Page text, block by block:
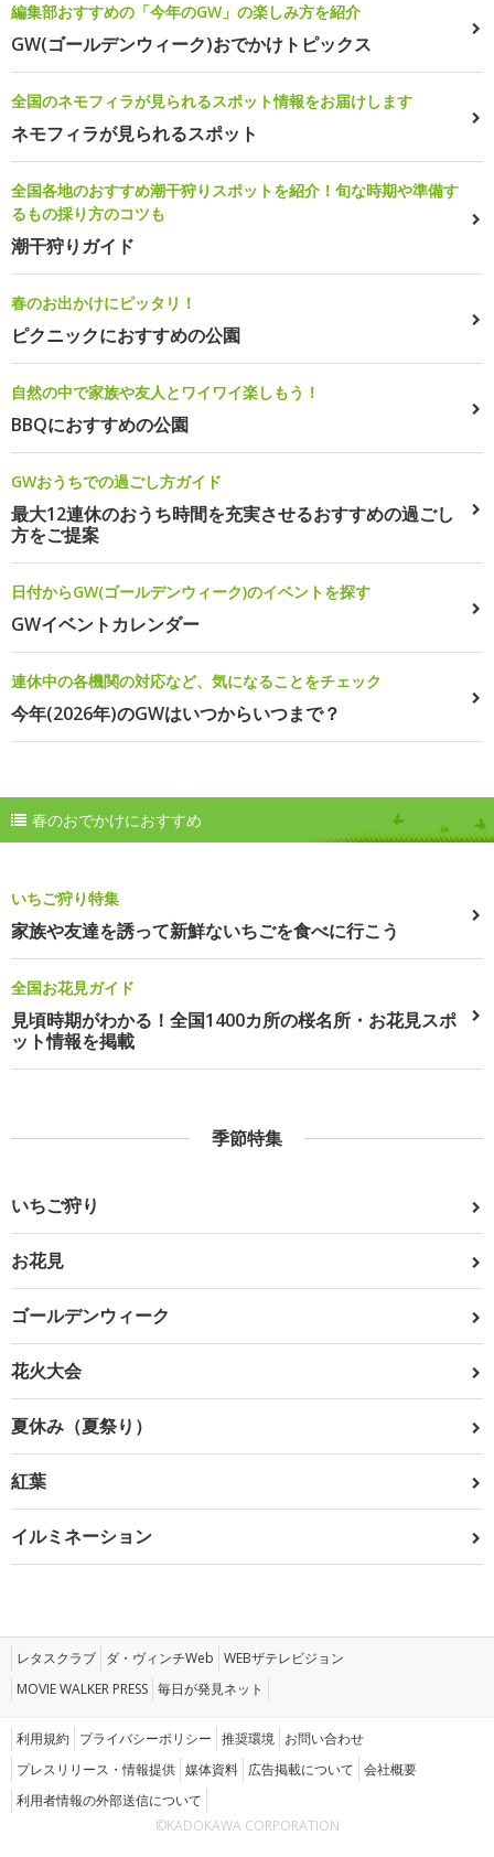
編集部おすすめの「今年のGW」の楽しみ方を紹介
GW(ゴールデンウィーク)おでかけトピックス
全国のネモフィラが見られるスポット情報をお届けします
ネモフィラが見られるスポット
全国各地のおすすめ潮干狩りスポットを紹介！旬な時期や準備す
るもの採り方のコツも
潮干狩りガイド
春のお出かけにピッタリ！
ピクニックにおすすめの公園
自然の中で家族や友人とワイワイ楽しもう！
BBQにおすすめの公園
GWおうちでの過ごし方ガイド
最大12連休のおうち時間を充実させるおすすめの過ごし
方をご提案
日付からGW(ゴールデンウィーク)のイベントを探す
GWイベントカレンダー
連休中の各機関の対応など、気になることをチェック
今年(2026年)のGWはいつからいつまで？
春のおでかけにおすすめ
いちご狩り特集
家族や友達を誘って新鮮ないちごを食べに行こう
全国お花見ガイド
見頃時期がわかる！全国1400カ所の桜名所・お花見スポ
ット情報を掲載
季節特集
いちご狩り
お花見
ゴールデンウィーク
花火大会
夏休み（夏祭り）
紅葉
イルミネーション
レタスクラブ ダ・ヴィンチWeb WEBザテレビジョン
MOVIE WALKER PRESS 毎日が発見ネット
利用規約 プライバシーポリシー 推奨環境 お問い合わせ
プレスリリース・情報提供 媒体資料 広告掲載について 会社概要
利用者情報の外部送信について
©KADOKAWA CORPORATION